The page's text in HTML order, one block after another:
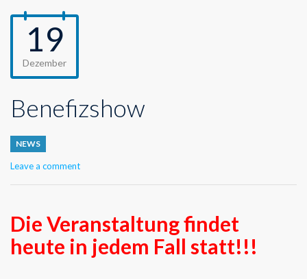
19
Dezember
Benefizshow
NEWS
Leave a comment
Die Veranstaltung findet
heute in jedem Fall statt!!!